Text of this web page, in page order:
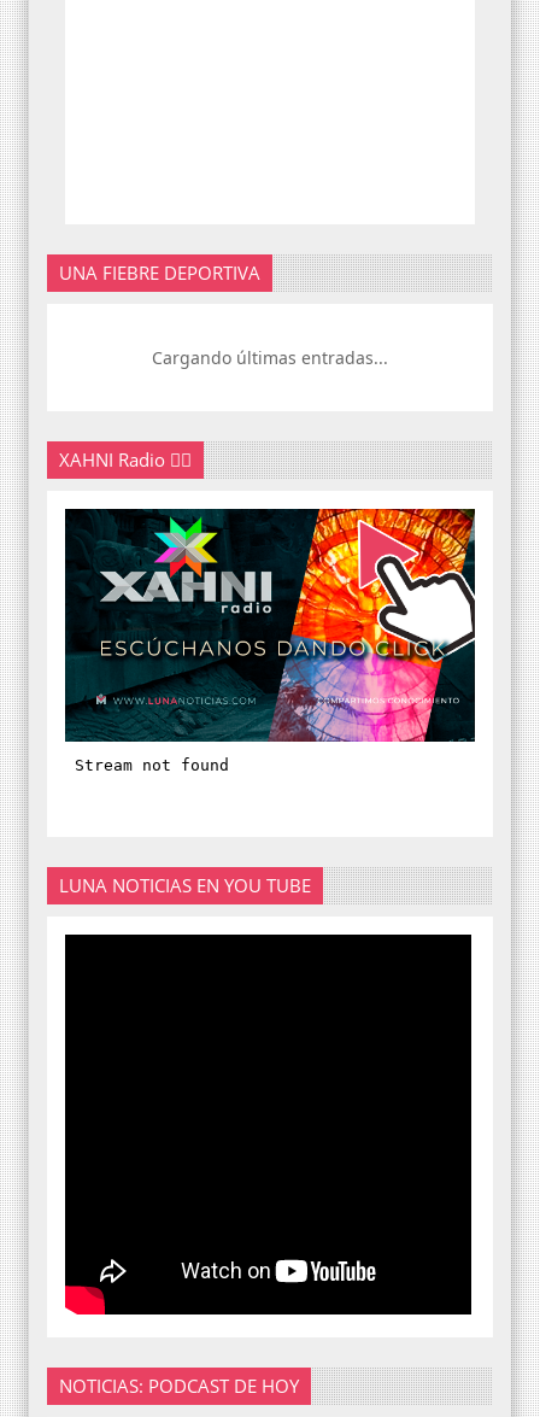
UNA FIEBRE DEPORTIVA
Cargando últimas entradas...
XAHNI Radio 👇🏽
LUNA NOTICIAS EN YOU TUBE
NOTICIAS: PODCAST DE HOY